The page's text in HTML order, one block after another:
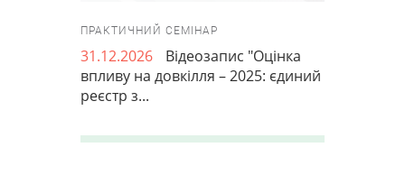
ПРАКТИЧНИЙ СЕМІНАР
31.12.2026
Відеозапис "Оцінка
впливу на довкілля – 2025: єдиний
реєстр з...